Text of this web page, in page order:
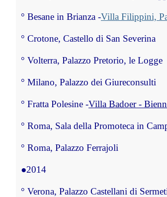
° Besane in Brianza -Villa Filippini,
° Crotone, Castello di San Severina
° Volterra, Palazzo Pretorio, le Logge
° Milano, Palazzo dei Giureconsulti
° Fratta Polesine -Villa Badoer -
° Roma, Sala della Promoteca in
° Roma, Palazzo Ferrajoli
●2014
° Verona, Palazzo Castellani di